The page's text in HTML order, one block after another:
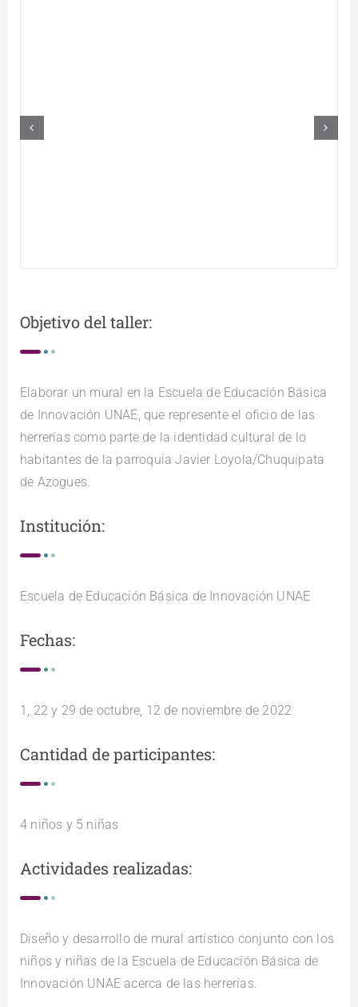
Objetivo del taller:
Elaborar un mural en la Escuela de Educación Básica
de Innovación UNAE, que represente el oficio de las
herrerías como parte de la identidad cultural de lo
habitantes de la parroquia Javier Loyola/Chuquipata
de Azogues.
Institución:
Escuela de Educación Básica de Innovación UNAE
Fechas:
1, 22 y 29 de octubre, 12 de noviembre de 2022
Cantidad de participantes:
4 niños y 5 niñas
Actividades realizadas:
Diseño y desarrollo de mural artístico conjunto con los
niños y niñas de la Escuela de Educación Básica de
Innovación UNAE acerca de las herrerías.